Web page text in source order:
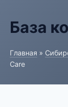
База
Главная »
Care